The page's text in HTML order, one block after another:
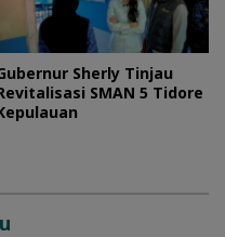
Sherly Tinjau
SMAN 5 Tidore